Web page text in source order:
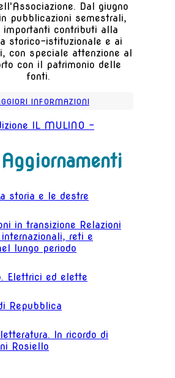
Dal giugno
pubblicazioni semestrali,
importanti contributi alla
storico-istituzionale e ai
con speciale attenzione al
con il patrimonio delle
fonti.
INFORMAZIONI
IL MULINO -
storia e le destre
in transizione Relazioni
reti e
lungo periodo
Elettrici ed elette
Repubblica
In ricordo di
Rosiello